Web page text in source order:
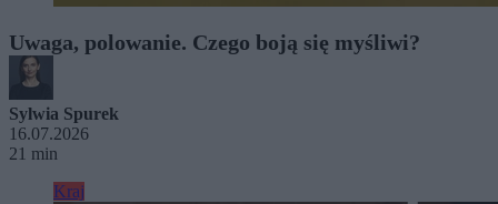
Uwaga, polowanie. Czego boją się myśliwi?
Sylwia Spurek
16.07.2026
21 min
Kraj